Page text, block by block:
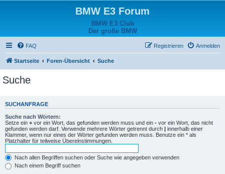
BMW E3 Forum
BMW E3 Club
Der große BMW
FAQ Anmelden
Registrieren
Startseite Foren-Übersicht Suche
Suche
SUCHANFRAGE
Suche nach Wörtern:
Setze ein + vor ein Wort, das gefunden werden muss und ein - vor ein Wort, das nicht
gefunden werden darf. Verwende mehrere Wörter getrennt durch | innerhalb einer
Klammer, wenn nur eines der Wörter gefunden werden muss. Benutze ein * als
Platzhalter für teilweise Übereinstimmungen.
Nach allen Begriffen suchen oder Suche wie angegeben verwenden
Nach einem Begriff suchen